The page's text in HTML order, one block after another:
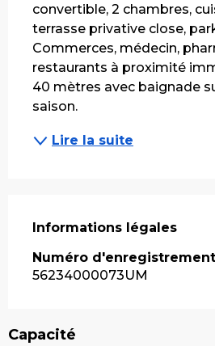
convertible, 2 chambres,
terrasse privative close,
Commerces, médecin,
restaurants à proximité
40 mètres avec baignade
saison.
Lire la suite
Informations légales
Informations légales
Numéro
56234000073UM
Capacité